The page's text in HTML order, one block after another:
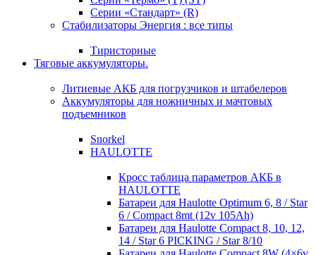
Серии «Стандарт» (R)
Стабилизаторы Энергия : все типы
Тиристорные
Тяговые аккумуляторы.
Литиевые АКБ для погрузчиков и штабелеров
Аккумуляторы для ножничных и мачтовых
подъемников
Snorkel
HAULOTTE
Кросc таблица параметров АКБ в
HAULOTTE
Батареи для Haulotte Optimum 6, 8 / Star
6 / Compact 8mt (12v 105Ah)
Батареи для Haulotte Compact 8, 10, 12,
14 / Star 6 PICKING / Star 8/10